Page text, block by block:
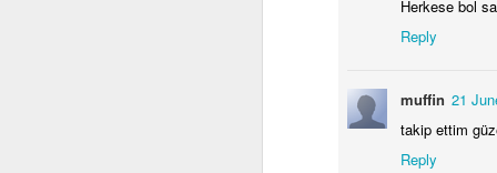
Herkese bol
Reply
muffin 21
takip ettim
Reply